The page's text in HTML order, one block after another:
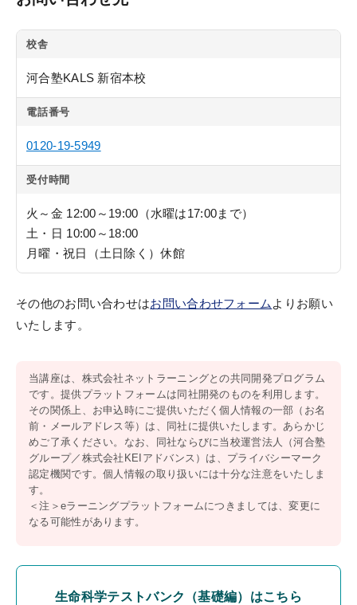
校舎
河合塾KALS 新宿本校
電話番号
0120-19-5949
受付時間
火～金 12:00～19:00（水曜は17:00まで）
土・日 10:00～18:00
月曜・祝日（土日除く）休館
その他のお問い合わせはお問い合わせフォーム よりお願い
いたします。
当講座は、株式会社ネットラーニングとの共同開発プログラム
です。提供プラットフォームは同社開発のものを利用します。
その関係上、お申込時にご提供いただく個人情報の一部（お名
前・メールアドレス等）は、同社に提供いたします。あらかじ
めご了承ください。なお、同社ならびに当校運営法人（河合塾
グループ／株式会社KEIアドバンス）は、プライバシーマーク
認定機関です。個人情報の取り扱いには十分な注意をいたしま
す。
＜注＞eラーニングプラットフォームにつきましては、変更に
なる可能性があります。
生命科学テストバンク（基礎編）はこちら